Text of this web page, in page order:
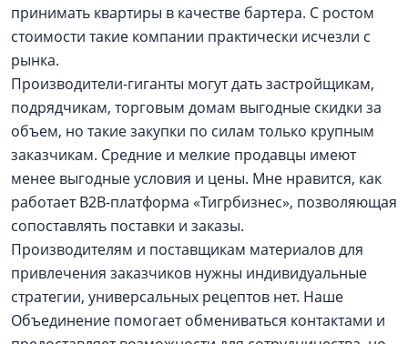
принимать квартиры в качестве бартера. С ростом
стоимости такие компании практически исчезли с
рынка.
Производители-гиганты могут дать застройщикам,
подрядчикам, торговым домам выгодные скидки за
объем, но такие закупки по силам только крупным
заказчикам. Средние и мелкие продавцы имеют
менее выгодные условия и цены. Мне нравится, как
работает B2B-платформа «Тигрбизнес», позволяющая
сопоставлять поставки и заказы.
Производителям и поставщикам материалов для
привлечения заказчиков нужны индивидуальные
стратегии, универсальных рецептов нет. Наше
Объединение помогает обмениваться контактами и